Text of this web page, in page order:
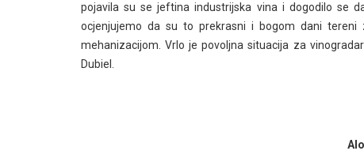
pojavila su se jeftina industrijska vina i dogodilo se
ocjenjujemo da su to prekrasni i bogom dani
mehanizacijom. Vrlo je povoljna situacija za
Dubiel.